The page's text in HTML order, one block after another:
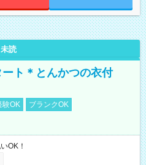
未読
ト＊とんかつの衣付
験OK
ブランクOK
OK！